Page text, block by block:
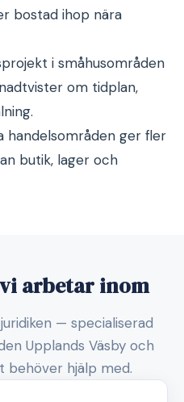
bostad ihop nära
i småhusområden
om tidplan,
handelsområden ger fler
butik, lager och
arbetar inom
— specialiserad
Upplands Väsby och
behöver hjälp med.